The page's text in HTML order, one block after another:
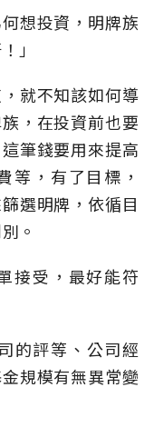
想投資，明牌族
」
就不知該如何導
，在投資前也要
筆錢要用來提高
等，有了目標，
選明牌，依循目
。
接受，最好能符
的評等、公司經
規模有無異常變